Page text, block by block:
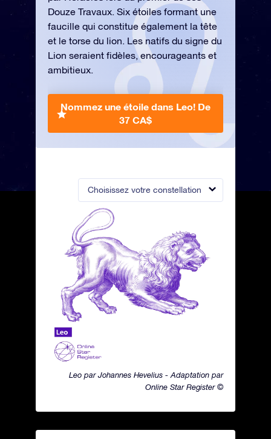
Choisissez votre constellation
Leo par Johannes Hevelius - Adaptation par
Online Star Register ©
Douze Travaux. Six étoiles formant une
faucille qui constitue également la tête
et le torse du lion. Les natifs du signe du
Lion seraient fidèles, encourageants et
ambitieux.
Nommez une étoile dans Leo! De
37 CA$